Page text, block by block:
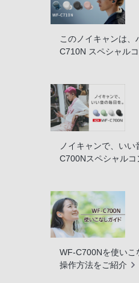
このノイキャンは
C710N スペシャル
ノイキャンで、い
C700Nスペシャルコ
WF-C700Nを使いこ
操作方法をご紹介